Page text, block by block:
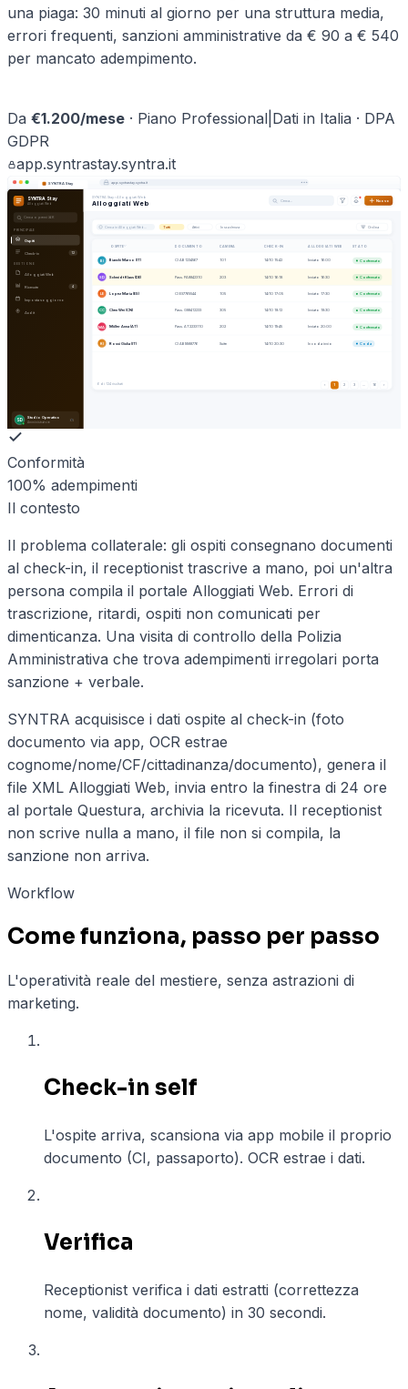
una piaga: 30 minuti al giorno per una struttura media,
errori frequenti, sanzioni amministrative da € 90 a € 540
per mancato adempimento.
Da €1.200/mese · Piano Professional Dati in Italia · DPA
GDPR
app.syntrastay.syntra.it
SYNTRA Stay app.syntrastay.syntra.it
SYNTRA Stay
Alloggiati Web
Cerca o premi ⌘K
PRINCIPALE
Ospiti
Check-in 12
GESTIONE
Alloggiati Web
Ricevute 4
Imposta soggiorno
Audit
SD
Studio Operativo
Amministratore
SYNTRA Stay ›Alloggiati Web
Alloggiati Web Cerca… Nuovo
Cerca in Alloggiati Web Tutti Attivi In scadenza Ordina
OSPITE DOCUMENTO CAMERA CHECK-IN ALLOGGIATI WEB STATO
BI Bianchi Marco (IT) CI AB1234567 101 14/10 15:42 Inviato 16:00 Confermato
SD Schmidt Klaus (DE) Pass. PA8842310 203 14/10 16:18 Inviato 16:30 Confermato
LE Lopez Maria (ES) CI ES7765544 105 14/10 17:05 Inviato 17:30 Confermato
CC Chen Wei (CN) Pass. G88412233 305 14/10 18:12 Inviato 18:30 Confermato
MA Müller Anna (AT) Pass. AT2233110 202 14/10 19:45 Inviato 20:00 Confermato
RI Rossi Giulia (IT) CI AB9988776 Suite 14/10 20:30 In coda invio Coda
di 124 risultati ‹ 1 2 3 … 16 ›
Conformità
100% adempimenti
Il contesto
Il problema collaterale: gli ospiti consegnano documenti
al check-in, il receptionist trascrive a mano, poi un'altra
persona compila il portale Alloggiati Web. Errori di
trascrizione, ritardi, ospiti non comunicati per
dimenticanza. Una visita di controllo della Polizia
Amministrativa che trova adempimenti irregolari porta
sanzione + verbale.
SYNTRA acquisisce i dati ospite al check-in (foto
documento via app, OCR estrae
cognome/nome/CF/cittadinanza/documento), genera il
file XML Alloggiati Web, invia entro la finestra di 24 ore
al portale Questura, archivia la ricevuta. Il receptionist
non scrive nulla a mano, il file non si compila, la
sanzione non arriva.
Workflow
Come funziona, passo per passo
L'operatività reale del mestiere, senza astrazioni di
marketing.
Check-in self
L'ospite arriva, scansiona via app mobile il proprio
documento (CI, passaporto). OCR estrae i dati.
Verifica
Receptionist verifica i dati estratti (correttezza
nome, validità documento) in 30 secondi.